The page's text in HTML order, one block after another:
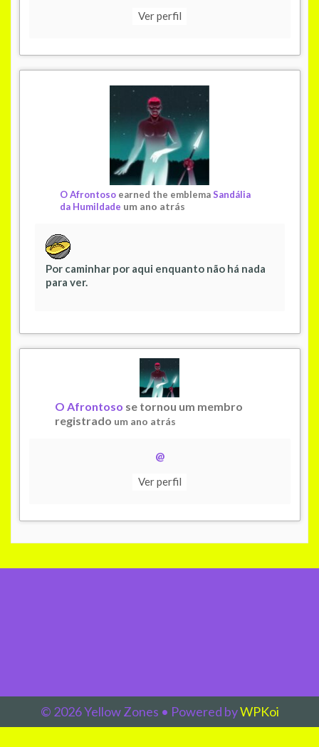
Ver perfil
O Afrontosoearned the emblemaSandália
da Humildade um ano atrás
Por caminhar por aqui enquanto não há nada
para ver.
O Afrontoso se tornou um membro
registrado um ano atrás
@
Ver perfil
© 2026 Yellow Zones • Powered byWPKoi